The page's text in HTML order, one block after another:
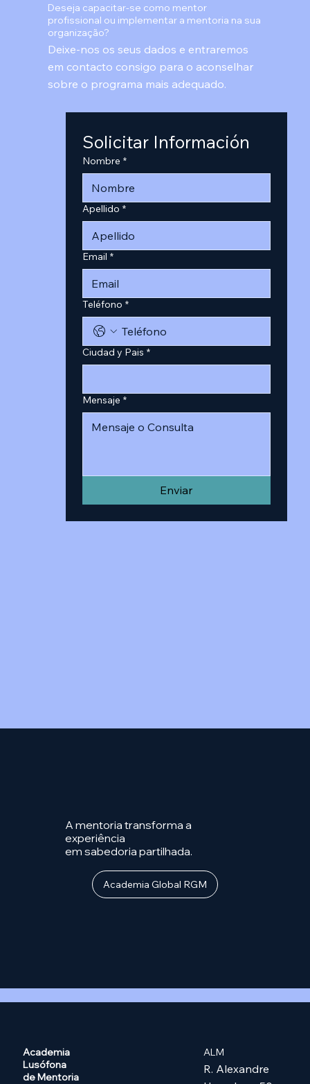
Deseja capacitar-se como mentor
profissional ou implementar a mentoria na sua
organização?
Deixe-nos os seus dados e entraremos
em contacto consigo para o aconselhar
sobre o programa mais adequado.
Solicitar Información
Nombre *
Apellido *
Email *
Teléfono *
Ciudad y Pais *
Mensaje *
Enviar
A mentoria transforma a
experiência
em sabedoria partilhada.
Academia Global RGM
Academia
Lusófona
de Mentoria
ALM
R. Alexandre